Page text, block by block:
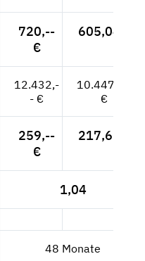
720,--
€
605,04 €
12.432,-
- €
10.447,06
€
259,--
€
217,65 €
1,04
48 Monate